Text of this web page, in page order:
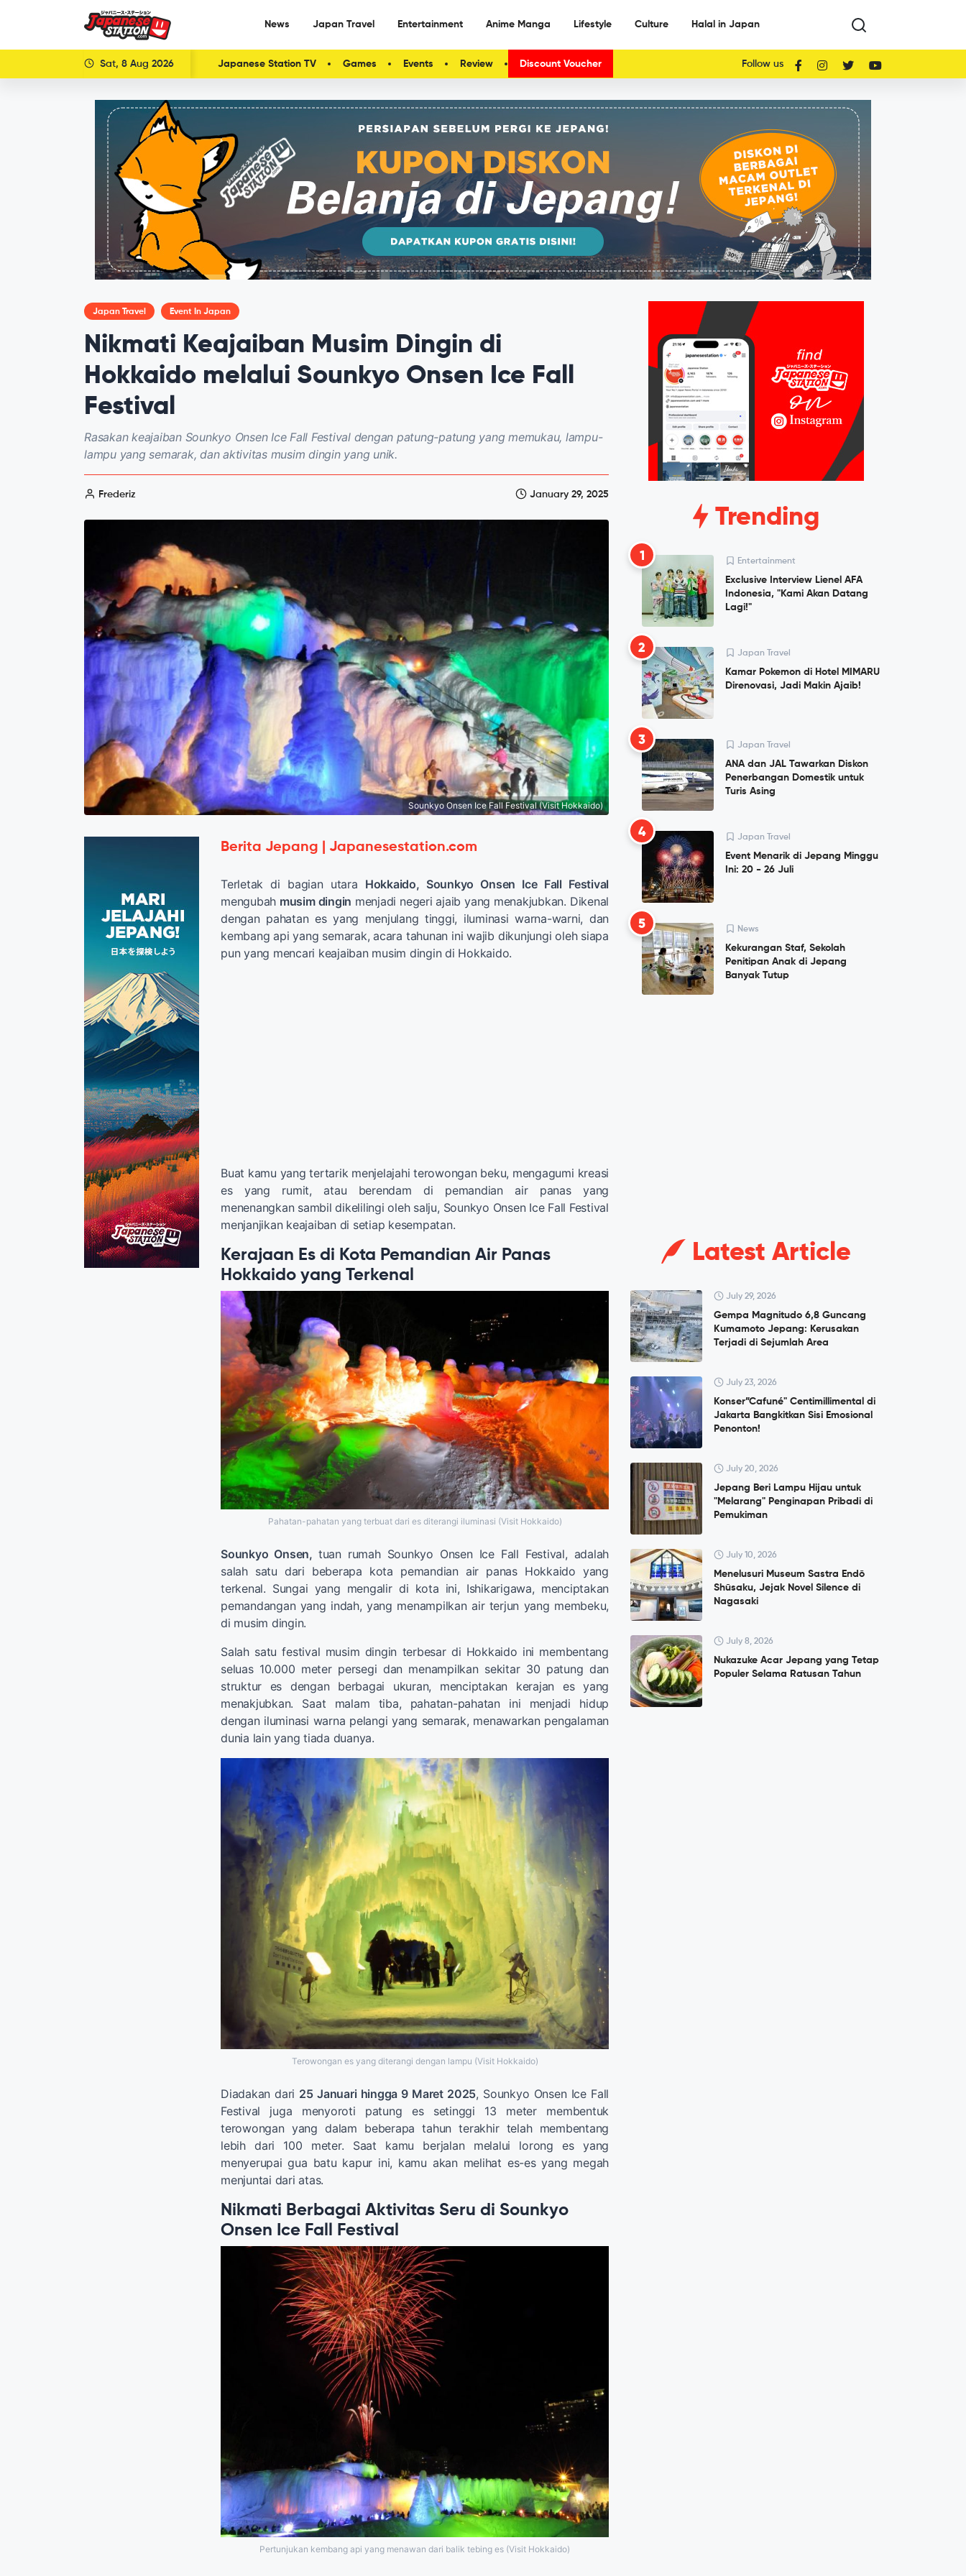
News Japan Travel Entertainment Anime Manga Lifestyle Culture Halal in Japan
Sat, 8 Aug 2026 Japanese Station TV Games Events Review Discount Voucher Follow us
Japan Travel Event In Japan
Nikmati Keajaiban Musim Dingin di
Hokkaido melalui Sounkyo Onsen Ice Fall
Festival
Rasakan keajaiban Sounkyo Onsen Ice Fall Festival dengan patung-patung yang memukau, lampu-
lampu yang semarak, dan aktivitas musim dingin yang unik.
Frederiz January 29, 2025
Sounkyo Onsen Ice Fall Festival (Visit Hokkaido)
Berita Jepang | Japanesestation.com
Terletak di bagian utara Hokkaido, Sounkyo Onsen Ice Fall Festival
mengubah musim dingin menjadi negeri ajaib yang menakjubkan. Dikenal
dengan pahatan es yang menjulang tinggi, iluminasi warna-warni, dan
kembang api yang semarak, acara tahunan ini wajib dikunjungi oleh siapa
pun yang mencari keajaiban musim dingin di Hokkaido.
Buat kamu yang tertarik menjelajahi terowongan beku, mengagumi kreasi
es yang rumit, atau berendam di pemandian air panas yang
menenangkan sambil dikelilingi oleh salju, Sounkyo Onsen Ice Fall Festival
menjanjikan keajaiban di setiap kesempatan.
Kerajaan Es di Kota Pemandian Air Panas
Hokkaido yang Terkenal
Pahatan-pahatan yang terbuat dari es diterangi iluminasi (Visit Hokkaido)
Sounkyo Onsen, tuan rumah Sounkyo Onsen Ice Fall Festival, adalah
salah satu dari beberapa kota pemandian air panas Hokkaido yang
terkenal. Sungai yang mengalir di kota ini, Ishikarigawa, menciptakan
pemandangan yang indah, yang menampilkan air terjun yang membeku,
di musim dingin.
Salah satu festival musim dingin terbesar di Hokkaido ini membentang
seluas 10.000 meter persegi dan menampilkan sekitar 30 patung dan
struktur es dengan berbagai ukuran, menciptakan kerajan es yang
menakjubkan. Saat malam tiba, pahatan-pahatan ini menjadi hidup
dengan iluminasi warna pelangi yang semarak, menawarkan pengalaman
dunia lain yang tiada duanya.
Terowongan es yang diterangi dengan lampu (Visit Hokkaido)
Diadakan dari 25 Januari hingga 9 Maret 2025, Sounkyo Onsen Ice Fall
Festival juga menyoroti patung es setinggi 13 meter membentuk
terowongan yang dalam beberapa tahun terakhir telah membentang
lebih dari 100 meter. Saat kamu berjalan melalui lorong es yang
menyerupai gua batu kapur ini, kamu akan melihat es-es yang megah
menjuntai dari atas.
Nikmati Berbagai Aktivitas Seru di Sounkyo
Onsen Ice Fall Festival
Pertunjukan kembang api yang menawan dari balik tebing es (Visit Hokkaido)
Trending
1 Entertainment
Exclusive Interview Lienel AFA
Indonesia, "Kami Akan Datang
Lagi!"
2 Japan Travel
Kamar Pokemon di Hotel MIMARU
Direnovasi, Jadi Makin Ajaib!
3 Japan Travel
ANA dan JAL Tawarkan Diskon
Penerbangan Domestik untuk
Turis Asing
4 Japan Travel
Event Menarik di Jepang Minggu
Ini: 20 - 26 Juli
5 News
Kekurangan Staf, Sekolah
Penitipan Anak di Jepang
Banyak Tutup
Latest Article
July 29, 2026
Gempa Magnitudo 6,8 Guncang
Kumamoto Jepang: Kerusakan
Terjadi di Sejumlah Area
July 23, 2026
Konser”Cafuné" Centimillimental di
Jakarta Bangkitkan Sisi Emosional
Penonton!
July 20, 2026
Jepang Beri Lampu Hijau untuk
"Melarang" Penginapan Pribadi di
Pemukiman
July 10, 2026
Menelusuri Museum Sastra Endō
Shūsaku, Jejak Novel Silence di
Nagasaki
July 8, 2026
Nukazuke Acar Jepang yang Tetap
Populer Selama Ratusan Tahun